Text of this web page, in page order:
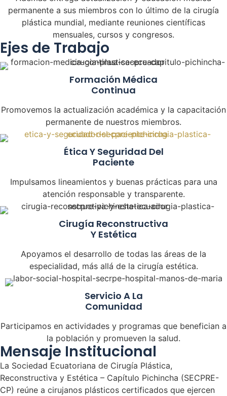
permanente a sus miembros con lo último de la cirugía
plástica mundial, mediante reuniones científicas
mensuales, cursos y congresos.
Ejes de Trabajo
Formación Médica
Continua
Promovemos la actualización académica y la capacitación
permanente de nuestros miembros.
Ética Y Seguridad Del
Paciente
Impulsamos lineamientos y buenas prácticas para una
atención responsable y transparente.
Cirugía Reconstructiva
Y Estética
Apoyamos el desarrollo de todas las áreas de la
especialidad, más allá de la cirugía estética.
Servicio A La
Comunidad
Participamos en actividades y programas que benefician a
la población y promueven la salud.
Mensaje Institucional
La Sociedad Ecuatoriana de Cirugía Plástica,
Reconstructiva y Estética – Capítulo Pichincha (SECPRE-
CP) reúne a cirujanos plásticos certificados que ejercen